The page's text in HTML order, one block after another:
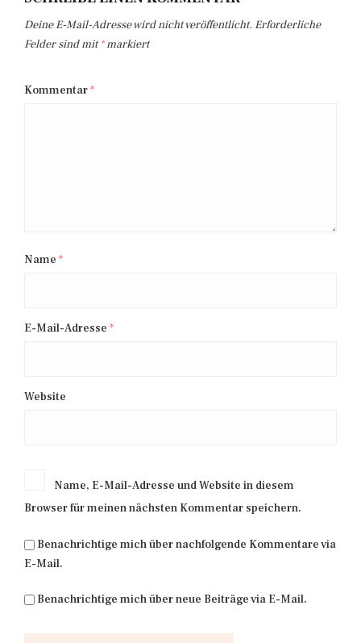
Deine E-Mail-Adresse wird nicht veröffentlicht. Erforderliche
Felder sind mit*markiert
Kommentar*
Name *
E-Mail-Adresse *
Website
Name, E-Mail-Adresse und Website in diesem
Browser für meinen nächsten Kommentar speichern.
Benachrichtige mich über nachfolgende Kommentare via
E-Mail.
Benachrichtige mich über neue Beiträge via E-Mail.